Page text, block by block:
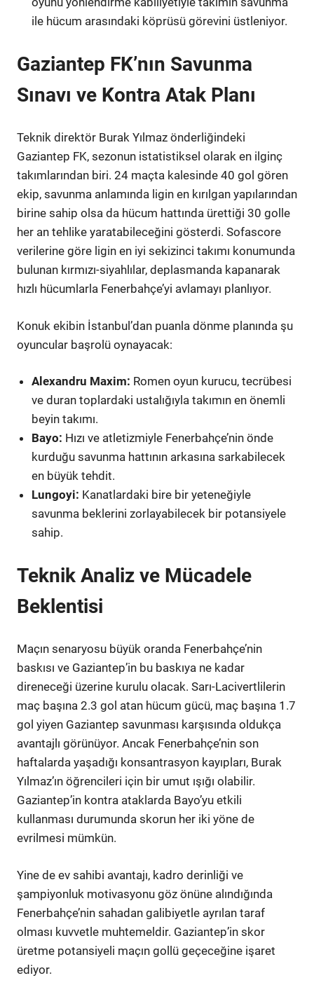
ile hücum arasındaki köprüsü görevini üstleniyor.
Gaziantep FK’nın Savunma
Sınavı ve Kontra Atak Planı
Teknik direktör Burak Yılmaz önderliğindeki
Gaziantep FK, sezonun istatistiksel olarak en ilginç
takımlarından biri. 24 maçta kalesinde 40 gol gören
ekip, savunma anlamında ligin en kırılgan yapılarından
birine sahip olsa da hücum hattında ürettiği 30 golle
her an tehlike yaratabileceğini gösterdi. Sofascore
verilerine göre ligin en iyi sekizinci takımı konumunda
bulunan kırmızı-siyahlılar, deplasmanda kapanarak
hızlı hücumlarla Fenerbahçe’yi avlamayı planlıyor.
Konuk ekibin İstanbul’dan puanla dönme planında şu
oyuncular başrolü oynayacak:
Alexandru Maxim: Romen oyun kurucu, tecrübesi
ve duran toplardaki ustalığıyla takımın en önemli
beyin takımı.
Bayo: Hızı ve atletizmiyle Fenerbahçe’nin önde
kurduğu savunma hattının arkasına sarkabilecek
en büyük tehdit.
Lungoyi: Kanatlardaki bire bir yeteneğiyle
savunma beklerini zorlayabilecek bir potansiyele
sahip.
Teknik Analiz ve Mücadele
Beklentisi
Maçın senaryosu büyük oranda Fenerbahçe’nin
baskısı ve Gaziantep’in bu baskıya ne kadar
direneceği üzerine kurulu olacak. Sarı-Lacivertlilerin
maç başına 2.3 gol atan hücum gücü, maç başına 1.7
gol yiyen Gaziantep savunması karşısında oldukça
avantajlı görünüyor. Ancak Fenerbahçe’nin son
haftalarda yaşadığı konsantrasyon kayıpları, Burak
Yılmaz’ın öğrencileri için bir umut ışığı olabilir.
Gaziantep’in kontra ataklarda Bayo’yu etkili
kullanması durumunda skorun her iki yöne de
evrilmesi mümkün.
Yine de ev sahibi avantajı, kadro derinliği ve
şampiyonluk motivasyonu göz önüne alındığında
Fenerbahçe’nin sahadan galibiyetle ayrılan taraf
olması kuvvetle muhtemeldir. Gaziantep’in skor
üretme potansiyeli maçın gollü geçeceğine işaret
ediyor.